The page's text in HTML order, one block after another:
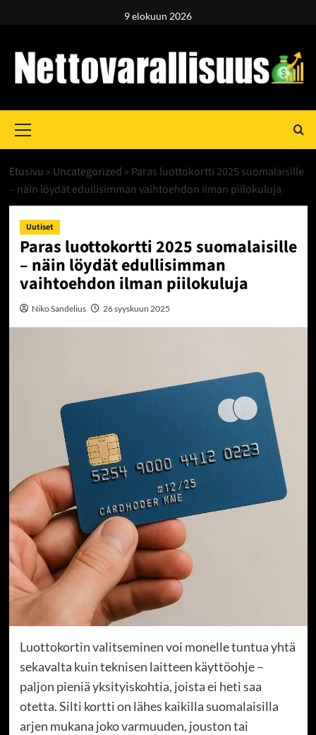
9 elokuun 2026
Menu
Etusivu » Uncategorized » Paras luottokortti 2025 suomalaisille
– näin löydät edullisimman vaihtoehdon ilman piilokuluja
Uutiset
Paras luottokortti 2025 suomalaisille
– näin löydät edullisimman
vaihtoehdon ilman piilokuluja
Niko Sandelius 26 syyskuun 2025
Luottokortin valitseminen voi monelle tuntua yhtä
sekavalta kuin teknisen laitteen käyttöohje –
paljon pieniä yksityiskohtia, joista ei heti saa
otetta. Silti kortti on lähes kaikilla suomalaisilla
arjen mukana joko varmuuden, jouston tai